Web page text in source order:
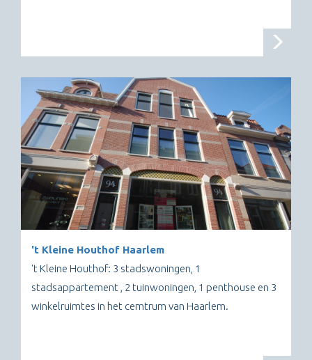
't Kleine Houthof Haarlem
't Kleine Houthof: 3 stadswoningen, 1
stadsappartement , 2 tuinwoningen, 1 penthouse en 3
winkelruimtes in het cemtrum van Haarlem.